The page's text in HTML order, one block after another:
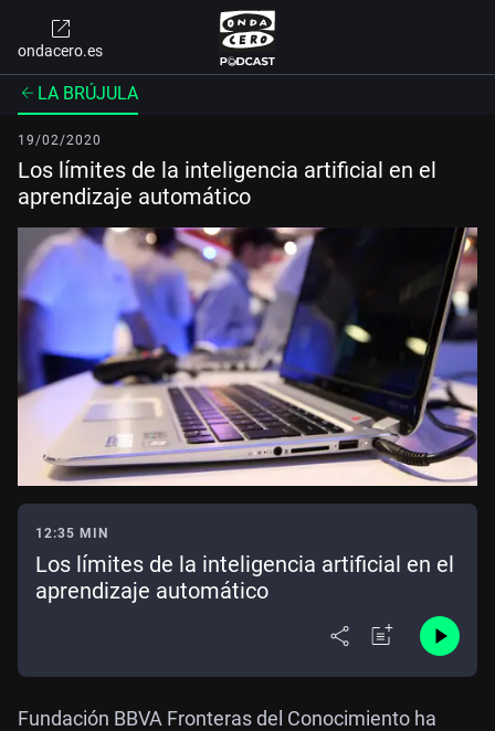
ondacero.es
LA BRÚJULA
19/02/2020
Los límites de la inteligencia artificial en el
aprendizaje automático
12:35 MIN
Los límites de la inteligencia artificial en el
aprendizaje automático
Fundación BBVA Fronteras del Conocimiento ha